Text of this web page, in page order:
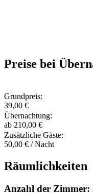
Preise bei
Grundpreis:
39,00 €
Übernachtung:
ab 210,00 €
Zusätzliche Gäste:
50,00 € / Nacht
Räumlichkeiten
Anzahl der Zimmer: